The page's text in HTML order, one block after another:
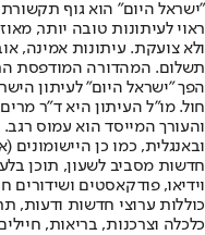
"ישראל היום" הוא גוף
ראוי לעיתונות טובה יותר,
ולא צועקת. עיתונות אמינה,
הפך "ישראל היום" לעיתון
חול. מו"ל העיתון היא ד"ר
והעורך המייסד הוא עמוס
חדשות מסביב לשעון, תוכן
וידיאו, פודקאסטים ושידורים
כוללות ערוצי חדשות ודעות,